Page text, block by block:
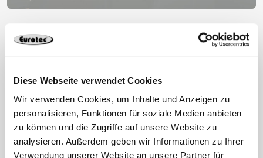
Diese Webseite verwendet Cookies
Wir verwenden Cookies, um Inhalte und Anzeigen zu
personalisieren, Funktionen für soziale Medien anbieten
zu können und die Zugriffe auf unsere Website zu
analysieren. Außerdem geben wir Informationen zu Ihrer
Verwendung unserer Website an unsere Partner für
Eurotec Coach – demnächst
verfügbar
Jetzt kostenfrei starten!
Kostenlos registrieren
Alle Mehrwerte auf einem Blick
Zugriff auf Videos, Broschüren und